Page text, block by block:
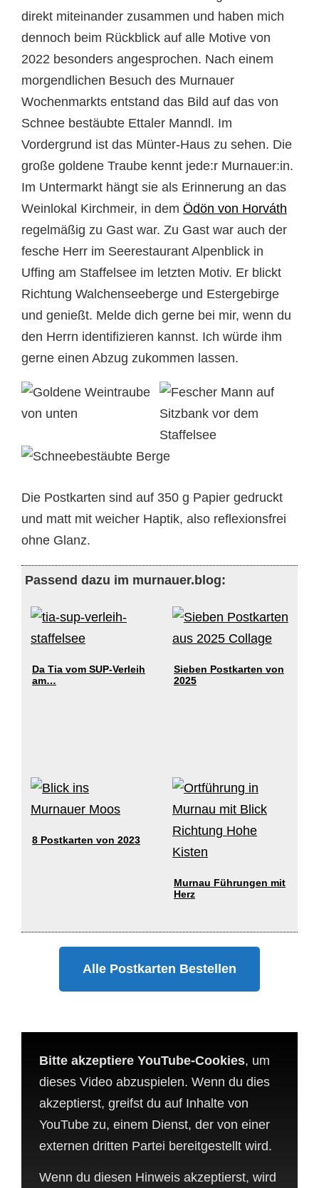
direkt miteinander zusammen und haben mich
dennoch beim Rückblick auf alle Motive von
2022 besonders angesprochen. Nach einem
morgendlichen Besuch des Murnauer
Wochenmarkts entstand das Bild auf das von
Schnee bestäubte Ettaler Manndl. Im
Vordergrund ist das Münter-Haus zu sehen. Die
große goldene Traube kennt jede:r Murnauer:in.
Im Untermarkt hängt sie als Erinnerung an das
Weinlokal Kirchmeir, in dem Ödön von Horváth
regelmäßig zu Gast war. Zu Gast war auch der
fesche Herr im Seerestaurant Alpenblick in
Uffing am Staffelsee im letzten Motiv. Er blickt
Richtung Walchenseeberge und Estergebirge
und genießt. Melde dich gerne bei mir, wenn du
den Herrn identifizieren kannst. Ich würde ihm
gerne einen Abzug zukommen lassen.
Die Postkarten sind auf 350 g Papier gedruckt
und matt mit weicher Haptik, also reflexionsfrei
ohne Glanz.
Passend dazu im murnauer.blog:
Da Tia vom SUP-Verleih
am…
Sieben Postkarten von
2025
8 Postkarten von 2023
Murnau Führungen mit
Herz
Alle Postkarten Bestellen
Bitte akzeptiere YouTube-Cookies, um
dieses Video abzuspielen. Wenn du dies
akzeptierst, greifst du auf Inhalte von
YouTube zu, einem Dienst, der von einer
externen dritten Partei bereitgestellt wird.
Wenn du diesen Hinweis akzeptierst, wird